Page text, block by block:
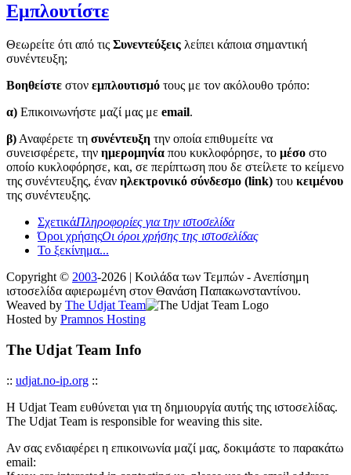
Εμπλουτίστε
Θεωρείτε ότι από τις Συνεντεύξεις λείπει κάποια σημαντική
συνέντευξη;
Βοηθείστε στον εμπλουτισμό τους με τον ακόλουθο τρόπο:
α) Επικοινωνήστε μαζί μας με email.
β) Αναφέρετε τη συνέντευξη την οποία επιθυμείτε να
συνεισφέρετε, την ημερομηνία που κυκλοφόρησε, το μέσο στο
οποίο κυκλοφόρησε, και, σε περίπτωση που δε στείλετε το κείμενο
της συνέντευξης, έναν ηλεκτρονικό σύνδεσμο (link) του κειμένου
της συνέντευξης.
ΣχετικάΠληροφορίες για την ιστοσελίδα
Όροι χρήσηςΟι όροι χρήσης της ιστοσελίδας
Το ξεκίνημα...
Copyright © 2003-2026 | Κοιλάδα των Τεμπών - Ανεπίσημη
ιστοσελίδα αφιερωμένη στον Θανάση Παπακωνσταντίνου.
Weaved by The Udjat Team
Hosted by Pramnos Hosting
The Udjat Team Info
:: udjat.no-ip.org ::
Η Udjat Team ευθύνεται για τη δημιουργία αυτής της ιστοσελίδας.
The Udjat Team is responsible for weaving this site.
Αν σας ενδιαφέρει η επικοινωνία μαζί μας, δοκιμάστε το παρακάτω
email: